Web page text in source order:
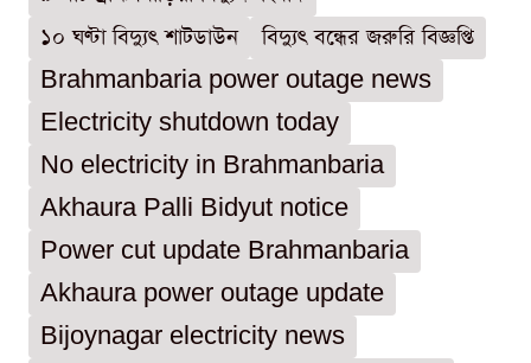
১০ ঘণ্টা বিদ্যুৎ শাটডাউন
বিদ্যুৎ বন্ধের জরুরি বিজ্ঞপ্তি
Brahmanbaria power outage news
Electricity shutdown today
No electricity in Brahmanbaria
Akhaura Palli Bidyut notice
Power cut update Brahmanbaria
Akhaura power outage update
Bijoynagar electricity news